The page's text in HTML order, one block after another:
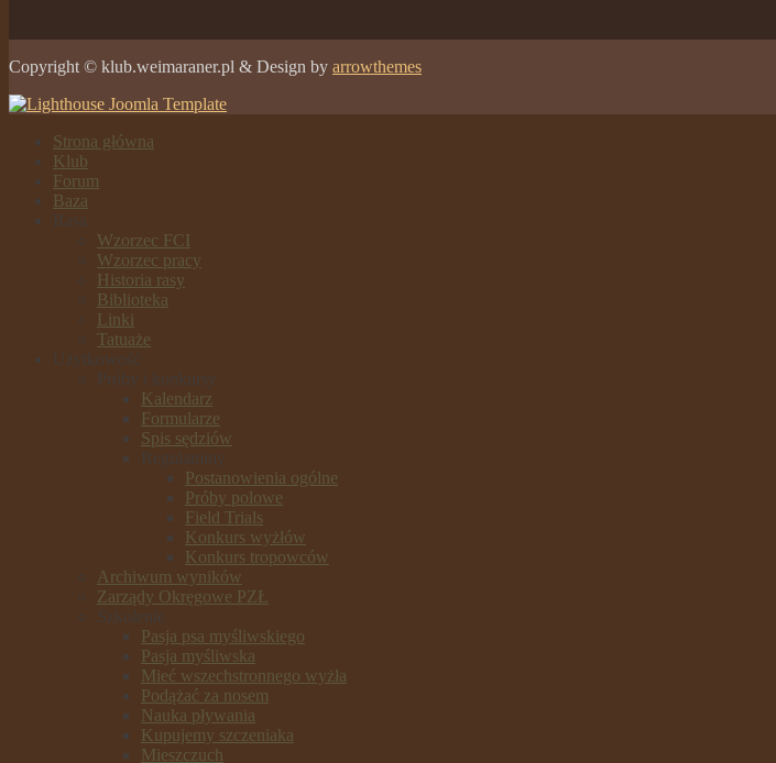
Copyright © klub.weimaraner.pl & Design by arrowthemes
Strona główna
Klub
Forum
Baza
Rasa
Wzorzec FCI
Wzorzec pracy
Historia rasy
Biblioteka
Linki
Tatuaże
Użytkowość
Próby i konkursy
Kalendarz
Formularze
Spis sędziów
Regulaminy
Postanowienia ogólne
Próby polowe
Field Trials
Konkurs wyżłów
Konkurs tropowców
Archiwum wyników
Zarządy Okręgowe PZŁ
Szkolenie
Pasja psa myśliwskiego
Pasja myśliwska
Mieć wszechstronnego wyżła
Podążać za nosem
Nauka pływania
Kupujemy szczeniaka
Mieszczuch